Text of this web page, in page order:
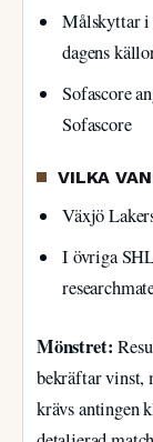
Målskyttar i
dagens
Sofascore
Sofascore
VILKA
Växjö
I övriga
Mönstret:
bekräftar vinst,
krävs antingen